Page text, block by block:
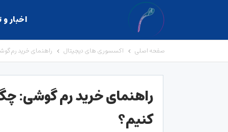
اخبار
صفحه اصلی اکسسوری های دیجیتال راهنمای خرید رم
راهنمای خرید رم گوشی:
کنیم؟